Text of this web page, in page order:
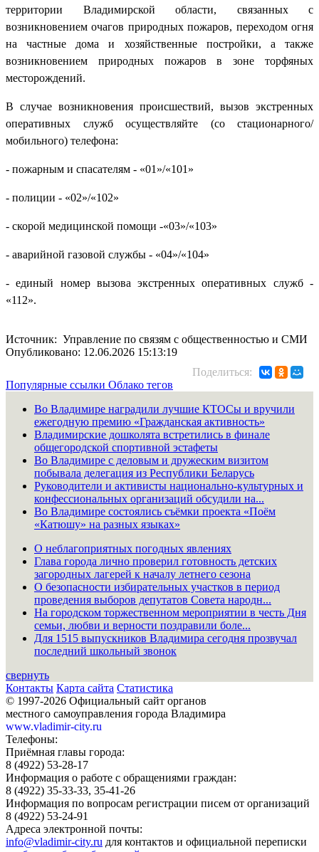
территории Владимирской области, связанных с
возникновением очагов природных пожаров, переходом огня
на частные дома и хозяйственные постройки, а также
возникновением природных пожаров в зоне торфяных
месторождений.
В случае возникновения происшествий, вызов экстренных
оперативных служб осуществляйте (со стационарного/
мобильного) телефона:
- пожарным и спасателям - «01»/«101»
- полиции - «02»/«102»
- скорой медицинской помощи -«03»/«103»
- аварийной газовой службы - «04»/«104»
- единый номер вызова экстренных оперативных служб -
«112».
Источник: Управление по связям с общественностью и СМИ
Опубликовано: 12.06.2026 15:13:19
Поделиться:
Популярные ссылки Облако тегов
Во Владимире наградили лучшие КТОСы и вручили
ежегодную премию «Гражданская активность»
Владимирские дошколята встретились в финале
общегородской спортивной эстафеты
Во Владимире с деловым и дружеским визитом
побывала делегация из Республики Беларусь
Руководители и активисты национально-культурных и
конфессиональных организаций обсудили на...
Во Владимире состоялись съёмки проекта «Поём
«Катюшу» на разных языках»
О неблагоприятных погодных явлениях
Глава города лично проверил готовность детских
загородных лагерей к началу летнего сезона
О безопасности избирательных участков в период
проведения выборов депутатов Совета народн...
На городском торжественном мероприятии в честь Дня
семьи, любви и верности поздравили боле...
Для 1515 выпускников Владимира сегодня прозвучал
последний школьный звонок
свернуть
Контакты Карта сайта Статистика
© 1997-2026 Официальный сайт органов
местного самоуправления города Владимира
www.vladimir-city.ru
Телефоны:
Приёмная главы города:
8 (4922) 53-28-17
Информация о работе с обращениями граждан:
8 (4922) 35-33-33, 35-41-26
Информация по вопросам регистрации писем от организаций
8 (4922) 53-24-91
Адреса электронной почты:
info@vladimir-city.ru для контактов и официальной переписки